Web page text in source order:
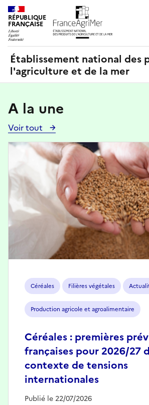
RÉPUBLIQUE
FRANÇAISE
Établissement national des
l'agriculture et de la mer
A la une
Voir tout
Voir
toutes
les
actualités
Céréales Filières végétales
Production agricole et agroalimentaire
Céréales : premières
françaises pour 2026/27
contexte de tensions
internationales
Publié le 22/07/2026
Image
Panneau de gestion des cookies